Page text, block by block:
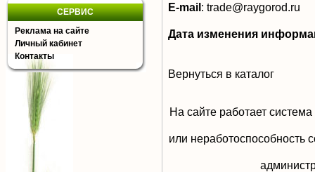
СЕРВИС
Реклама на сайте
Личный кабинет
Контакты
E-mail: trade@raygorod.ru
Дата изменения
Вернуться в каталог
На сайте работает
или неработоспособность